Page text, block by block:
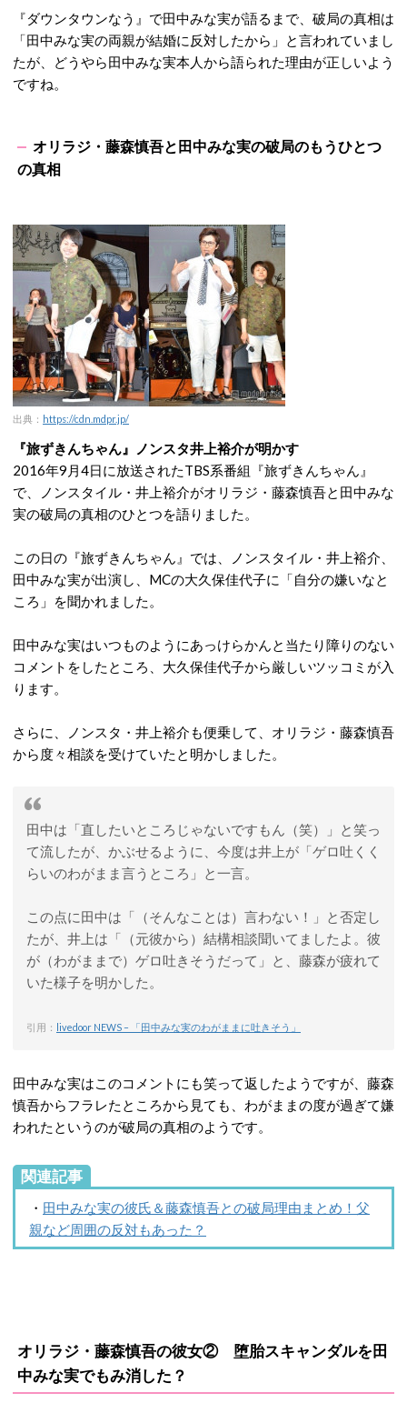
『ダウンタウンなう』で田中みな実が語るまで、破局の真相は
「田中みな実の両親が結婚に反対したから」と言われていまし
たが、どうやら田中みな実本人から語られた理由が正しいよう
ですね。
オリラジ・藤森慎吾と田中みな実の破局のもうひとつ
の真相
出典： https://cdn.mdpr.jp/
『旅ずきんちゃん』ノンスタ井上裕介が明かす
2016年9月4日に放送されたTBS系番組『旅ずきんちゃん』
で、ノンスタイル・井上裕介がオリラジ・藤森慎吾と田中みな
実の破局の真相のひとつを語りました。
この日の『旅ずきんちゃん』では、ノンスタイル・井上裕介、
田中みな実が出演し、MCの大久保佳代子に「自分の嫌いなと
ころ」を聞かれました。
田中みな実はいつものようにあっけらかんと当たり障りのない
コメントをしたところ、大久保佳代子から厳しいツッコミが入
ります。
さらに、ノンスタ・井上裕介も便乗して、オリラジ・藤森慎吾
から度々相談を受けていたと明かしました。
田中は「直したいところじゃないですもん（笑）」と笑っ
て流したが、かぶせるように、今度は井上が「ゲロ吐くく
らいのわがまま言うところ」と一言。
この点に田中は「（そんなことは）言わない！」と否定し
たが、井上は「（元彼から）結構相談聞いてましたよ。彼
が（わがままで）ゲロ吐きそうだって」と、藤森が疲れて
いた様子を明かした。
引用： livedoor NEWS – 「田中みな実のわがままに吐きそう」
田中みな実はこのコメントにも笑って返したようですが、藤森
慎吾からフラレたところから見ても、わがままの度が過ぎて嫌
われたというのが破局の真相のようです。
関連記事
・ 田中みな実の彼氏＆藤森慎吾との破局理由まとめ！父
親など周囲の反対もあった？
オリラジ・藤森慎吾の彼女② 堕胎スキャンダルを田
中みな実でもみ消した？